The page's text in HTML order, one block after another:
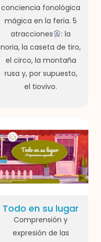
conciencia fonológica
mágica en la feria. 5
atracciones
: la
noria, la caseta de tiro,
el circo, la montaña
rusa y, por supuesto,
el tiovivo.
Todo en su lugar
Comprensión y
expresión de las